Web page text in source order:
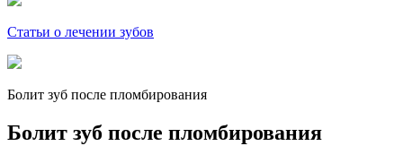
Статьи о лечении зубов
Болит зуб после пломбирования
Болит зуб после пломбирования